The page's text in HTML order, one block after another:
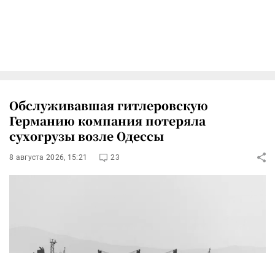
Обслуживавшая гитлеровскую
Германию компания потеряла
сухогрузы возле Одессы
8 августа 2026, 15:21 23